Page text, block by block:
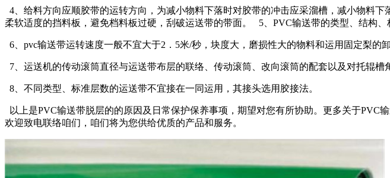
4、给料方向应顺胶带的运转方向，为减小物料下落时对胶带的冲击应采溜槽，减小物料
柔软适度的挡料板，避免档料板过硬，刮破运送带的带面。 5、PVC输送带的类型、结构、
6、pvc输送带运转速度一般不宜大于2．5米/秒，块度大，磨损性大的物料和运用固定梨的
7、运送机的传动滚筒直径与运送带布层的联络、传动滚筒、改向滚筒的配套以及对托辊槽
8、不同类型、标准层数的运送带不宜接在一同运用，其接头选用胶接法。
以上是PVC输送带脱层的的原因及日常保护保养事项，期望对您有所协助。更多关于PVC
欢迎致电联络咱们，咱们将为您供给优质的产品和服务。